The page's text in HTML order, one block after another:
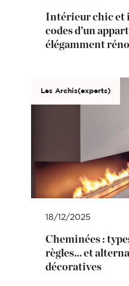
Intérieur chic et
codes d’un
élégamment
Les Archis(experts)
18/12/2025
Cheminées :
règles… et
décoratives